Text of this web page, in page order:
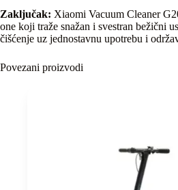
Zaključak: Xiaomi Vacuum Cleaner
one koji traže snažan i svestran bežični
čišćenje uz jednostavnu upotrebu i
Povezani proizvodi